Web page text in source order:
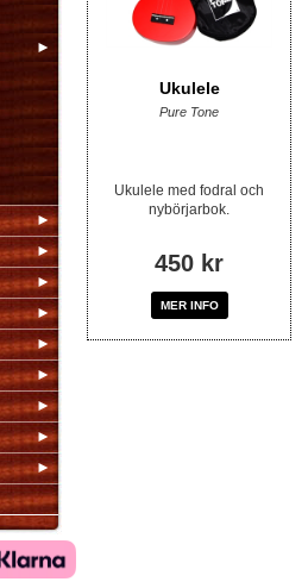
Ukulele
Pure Tone
Ukulele med fodral och
nybörjarbok.
450 kr
MER INFO